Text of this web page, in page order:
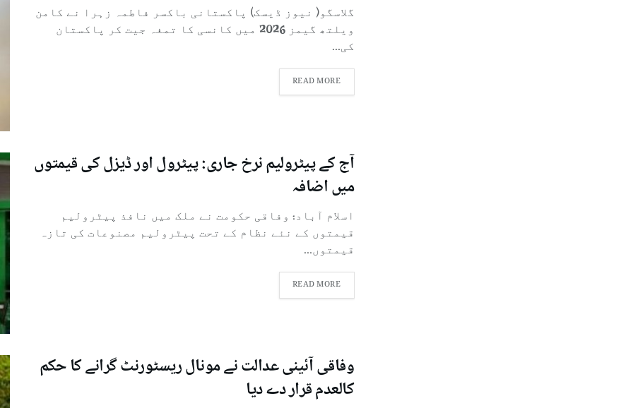
گلاسگو( نیوز ڈیسک) پاکستانی باکسر فاطمہ زہرا نے کامن
ویلتھ گیمز 2026 میں کانسی کا تمغہ جیت کر پاکستان
کی...
READ MORE
آج کے پیٹرولیم نرخ جاری: پیٹرول اور ڈیزل کی قیمتوں
میں اضافہ
اسلام آباد: وفاقی حکومت نے ملک میں نافذ پیٹرولیم
قیمتوں کے نئے نظام کے تحت پیٹرولیم مصنوعات کی تازہ
قیمتوں...
READ MORE
وفاقی آئینی عدالت نے مونال ریسٹورنٹ گرانے کا حکم
کالعدم قرار دے دیا